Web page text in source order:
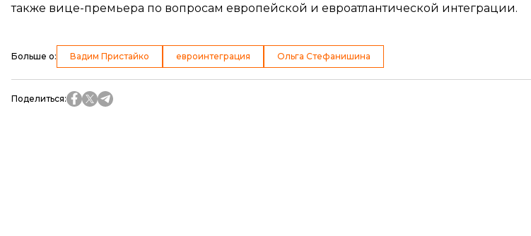
также вице-премьера по вопросам европейской и евроатлантической интеграции.
Больше о: Вадим Пристайко евроинтеграция Ольга Стефанишина
Поделиться: